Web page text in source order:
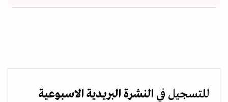
للتسجيل في النشرة البريدية الاسبوعية